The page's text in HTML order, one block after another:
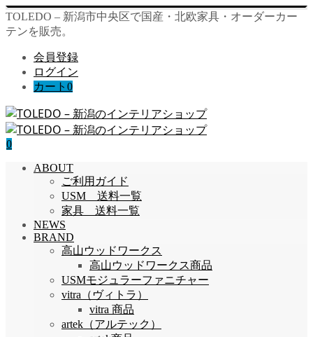
TOLEDO – 新潟市中央区で国産・北欧家具・オーダーカー
テンを販売。
会員登録
ログイン
カート 0
0
ABOUT
ご利用ガイド
USM 送料一覧
家具 送料一覧
NEWS
BRAND
高山ウッドワークス
高山ウッドワークス商品
USMモジュラーファニチャー
vitra（ヴィトラ）
vitra 商品
artek（アルテック）